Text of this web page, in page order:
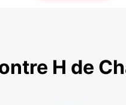
H de